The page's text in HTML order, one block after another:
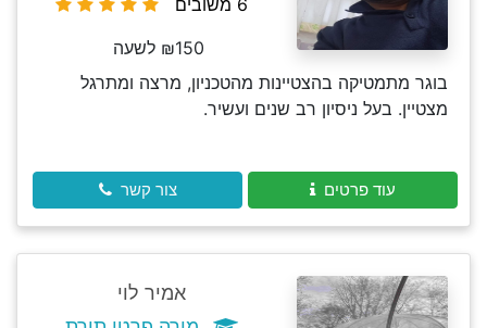
6 משובים
₪150 לשעה
בוגר מתמטיקה בהצטיינות מהטכניון, מרצה ומתרגל
מצטיין. בעל ניסיון רב שנים ועשיר.
עוד פרטים צור קשר
אמיר לוי